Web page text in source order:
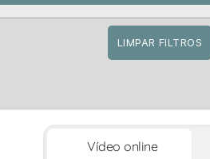
LIMPAR FILTROS
Vídeo online